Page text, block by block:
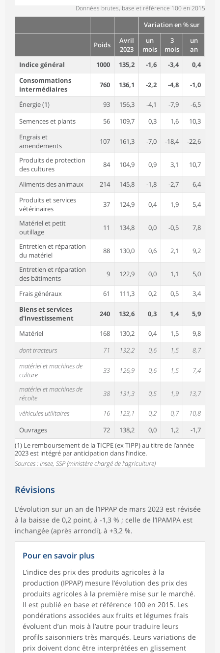
Données brutes, base et référence 100 en 2015
Variation en % sur
Poids
Avril
2023
un
mois
3
mois
un
an
Indice général
1000 135,2 -1,6 -3,4
0,4
Consommations
intermédiaires
760 136,1 -2,2 -4,8 -1,0
Énergie (1) 93 156,3 -4,1 -7,9
-6,5
Semences et plants
56 109,7 0,3 1,6
10,3
Engrais et
amendements
107 161,3 -7,0 -18,4 -22,6
Produits de protection
des cultures
84 104,9 0,9 3,1 10,7
Aliments des animaux 214 145,8 -1,8 -2,7
6,4
Produits et services
vétérinaires
37 124,9 0,4 1,9 5,4
Matériel et petit
outillage
11 134,8 0,0 -0,5 7,8
Entretien et réparation
du matériel
88 130,0 0,6 2,1 9,2
Entretien et réparation
des bâtiments
9 122,9 0,0 1,1 5,0
Frais généraux 61 111,3 0,2 0,5
3,4
Biens et services
d'investissement
240 132,6 0,3 1,4 5,9
Matériel 168 130,2 0,4 1,5
9,8
dont tracteurs
71 132,2 0,6 1,5
8,7
matériel et machines de
culture
33 126,9 0,6 1,5 7,4
matériel et machines de
récolte
38 131,3 0,5 1,9 13,7
véhicules utilitaires 16 123,1 0,2 0,7
10,8
Ouvrages
72 138,2 0,0 1,2
-1,7
(1) Le remboursement de la TICPE (ex TIPP) au titre de l’année
2023 est intégré par anticipation dans l’indice.
Sources : Insee, SSP (ministère chargé de l’agriculture)
Révisions
L’évolution sur un an de l’IPPAP de mars 2023 est révisée
à la baisse de 0,2 point, à ‑1,3 % ; celle de l’IPAMPA est
inchangée (après arrondi), à +3,2 %.
Pour en savoir plus
L’indice des prix des produits agricoles à la
production (IPPAP) mesure l’évolution des prix des
produits agricoles à la première mise sur le marché.
Il est publié en base et référence 100 en 2015. Les
pondérations associées aux fruits et légumes frais
évoluent d’un mois à l’autre pour traduire leurs
profils saisonniers très marqués. Leurs variations de
prix doivent donc être interprétées en glissement